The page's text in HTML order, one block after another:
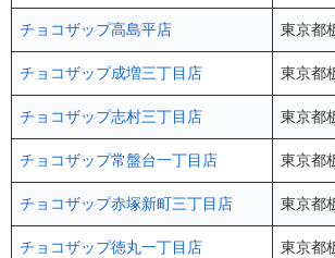
チョコザップ高島平店 東京都
チョコザップ成増三丁目店 東京都
チョコザップ志村三丁目店 東京都
チョコザップ常盤台一丁目店 東京都
チョコザップ赤塚新町三丁目店 東京都
チョコザップ徳丸一丁目店 東京都